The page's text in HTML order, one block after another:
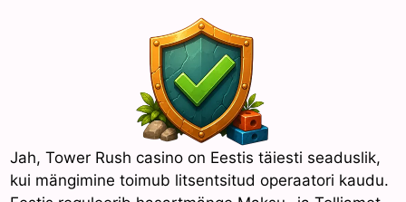
Jah, Tower Rush casino on Eestis täiesti seaduslik,
kui mängimine toimub litsentsitud operaatori kaudu.